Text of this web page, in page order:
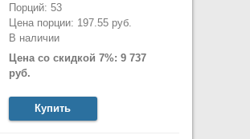
Порций: 53
Цена порции: 197.55 руб.
В наличии
Цена со скидкой 7%: 9 737
руб.
Купить